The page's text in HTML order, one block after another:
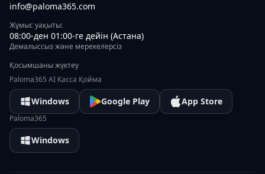
info@paloma365.com
Жұмыс уақыты:
08:00-ден 01:00-ге дейін (Астана)
Демалыссыз және мерекелерсіз
Қосымшаны жүктеу
Paloma365 AI Касса Қойма
Windows Google Play App Store
Paloma365
Windows